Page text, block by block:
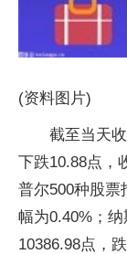
(资料图片)
截至当天
下跌10.88点，
普尔500种股票
幅为0.40%；
10386.98点，